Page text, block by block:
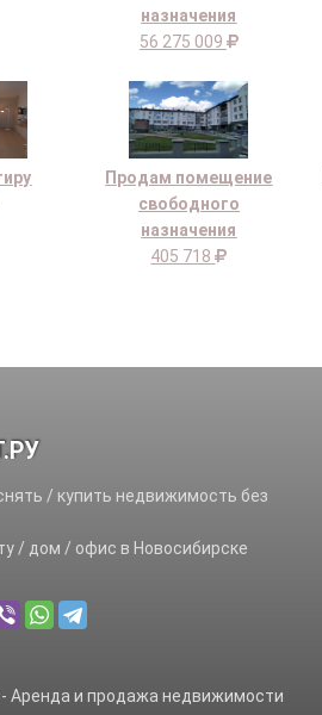
назначения
56 275 009
Продам помещение
свободного
назначения
405 718
/ купить недвижимость без
/ дом / офис в Новосибирске